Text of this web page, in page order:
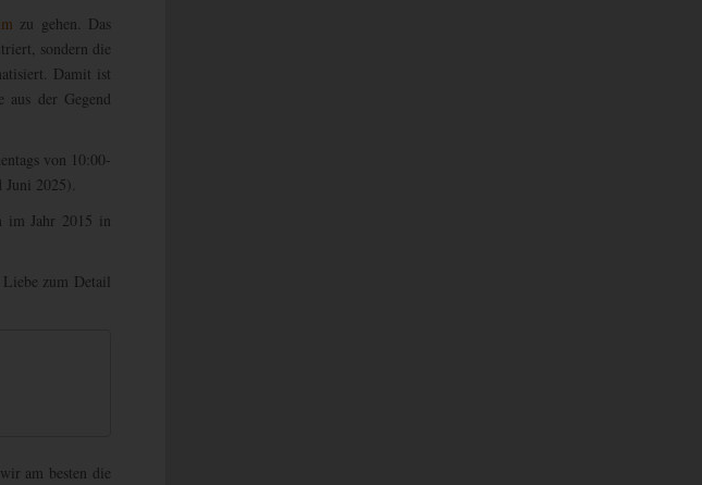
zu gehen. Das
sondern die
Damit ist
der Gegend
von 10:00-
2025).
im Jahr 2015 in
zum Detail
am besten die